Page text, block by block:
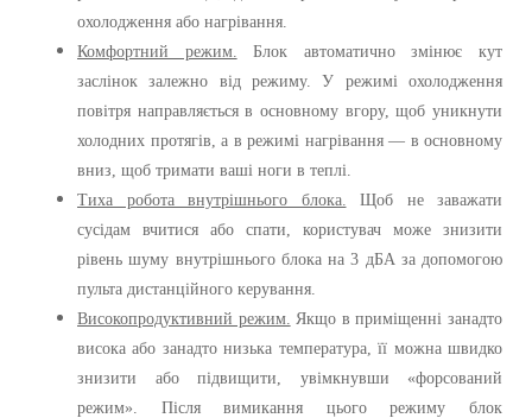
охолодження або нагрівання.
Комфортний режим.
Блок автоматично змінює кут
заслінок залежно від режиму. У режимі охолодження
повітря направляється в основному вгору, щоб уникнути
холодних протягів, а в режимі нагрівання — в основному
вниз, щоб тримати ваші ноги в теплі.
Тиха робота внутрішнього блока.
Щоб не заважати
сусідам вчитися або спати, користувач може знизити
рівень шуму внутрішнього блока на 3 дБА за допомогою
пульта дистанційного керування.
Високопродуктивний режим. Якщо в приміщенні занадто
висока або занадто низька температура, її можна швидко
знизити або підвищити, увімкнувши «форсований
режим». Після вимикання цього режиму блок